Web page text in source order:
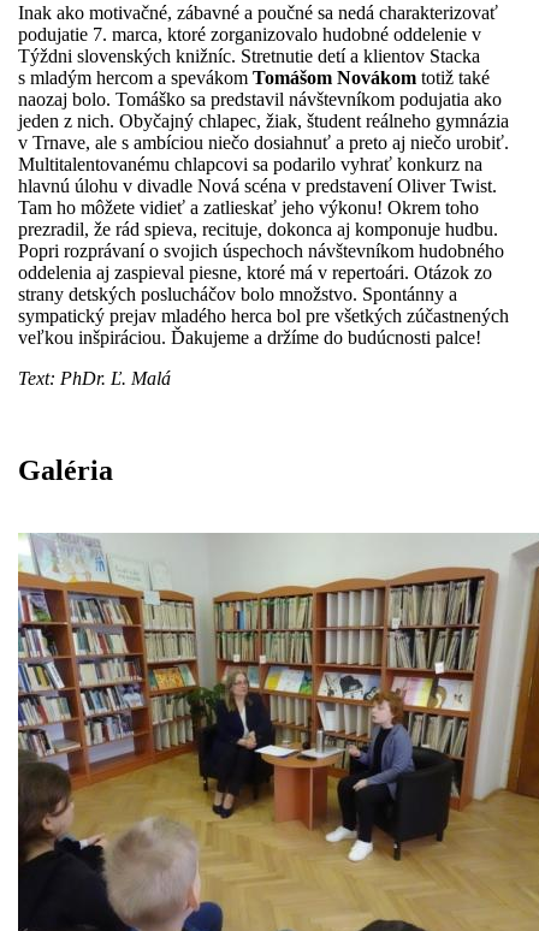
Inak ako motivačné, zábavné a poučné sa nedá charakterizovať
podujatie 7. marca, ktoré zorganizovalo hudobné oddelenie v
Týždni slovenských knižníc. Stretnutie detí a klientov Stacka
s mladým hercom a spevákom Tomášom Novákom totiž také
naozaj bolo. Tomáško sa predstavil návštevníkom podujatia ako
jeden z nich. Obyčajný chlapec, žiak, študent reálneho gymnázia
v Trnave, ale s ambíciou niečo dosiahnuť a preto aj niečo urobiť.
Multitalentovanému chlapcovi sa podarilo vyhrať konkurz na
hlavnú úlohu v divadle Nová scéna v predstavení Oliver Twist.
Tam ho môžete vidieť a zatlieskať jeho výkonu! Okrem toho
prezradil, že rád spieva, recituje, dokonca aj komponuje hudbu.
Popri rozprávaní o svojich úspechoch návštevníkom hudobného
oddelenia aj zaspieval piesne, ktoré má v repertoári. Otázok zo
strany detských poslucháčov bolo množstvo. Spontánny a
sympatický prejav mladého herca bol pre všetkých zúčastnených
veľkou inšpiráciou. Ďakujeme a držíme do budúcnosti palce!
Text: PhDr. Ľ. Malá
Galéria